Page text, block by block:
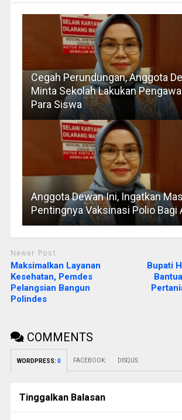
Cegah Perundungan, Anggota
Minta Sekolah Lakukan
Para Siswa
Anggota Dewan Ini, Ingatkan
Pentingnya Vaksinasi Polio Bagi
Newer Post
Maksimalkan Layanan
Kesehatan, Pemdes
Pelangsian Bangun
Polindes
Bupati
COMMENTS
WORDPRESS: 0 FACEBOOK: DISQUS:
Tinggalkan Balasan